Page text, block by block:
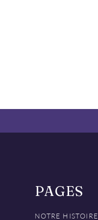
PAGES
NOTRE HISTOIRE